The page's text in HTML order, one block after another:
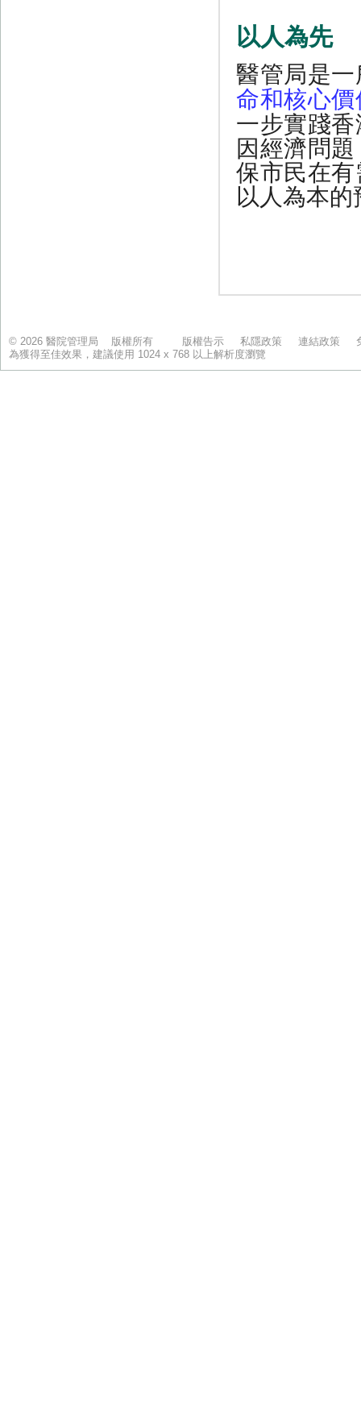
© 2026 醫院管理局 版權所有 版權告示 私隱政策 連結政策
為獲得至佳效果，建議使用 1024 x 768 以上解析度瀏覽